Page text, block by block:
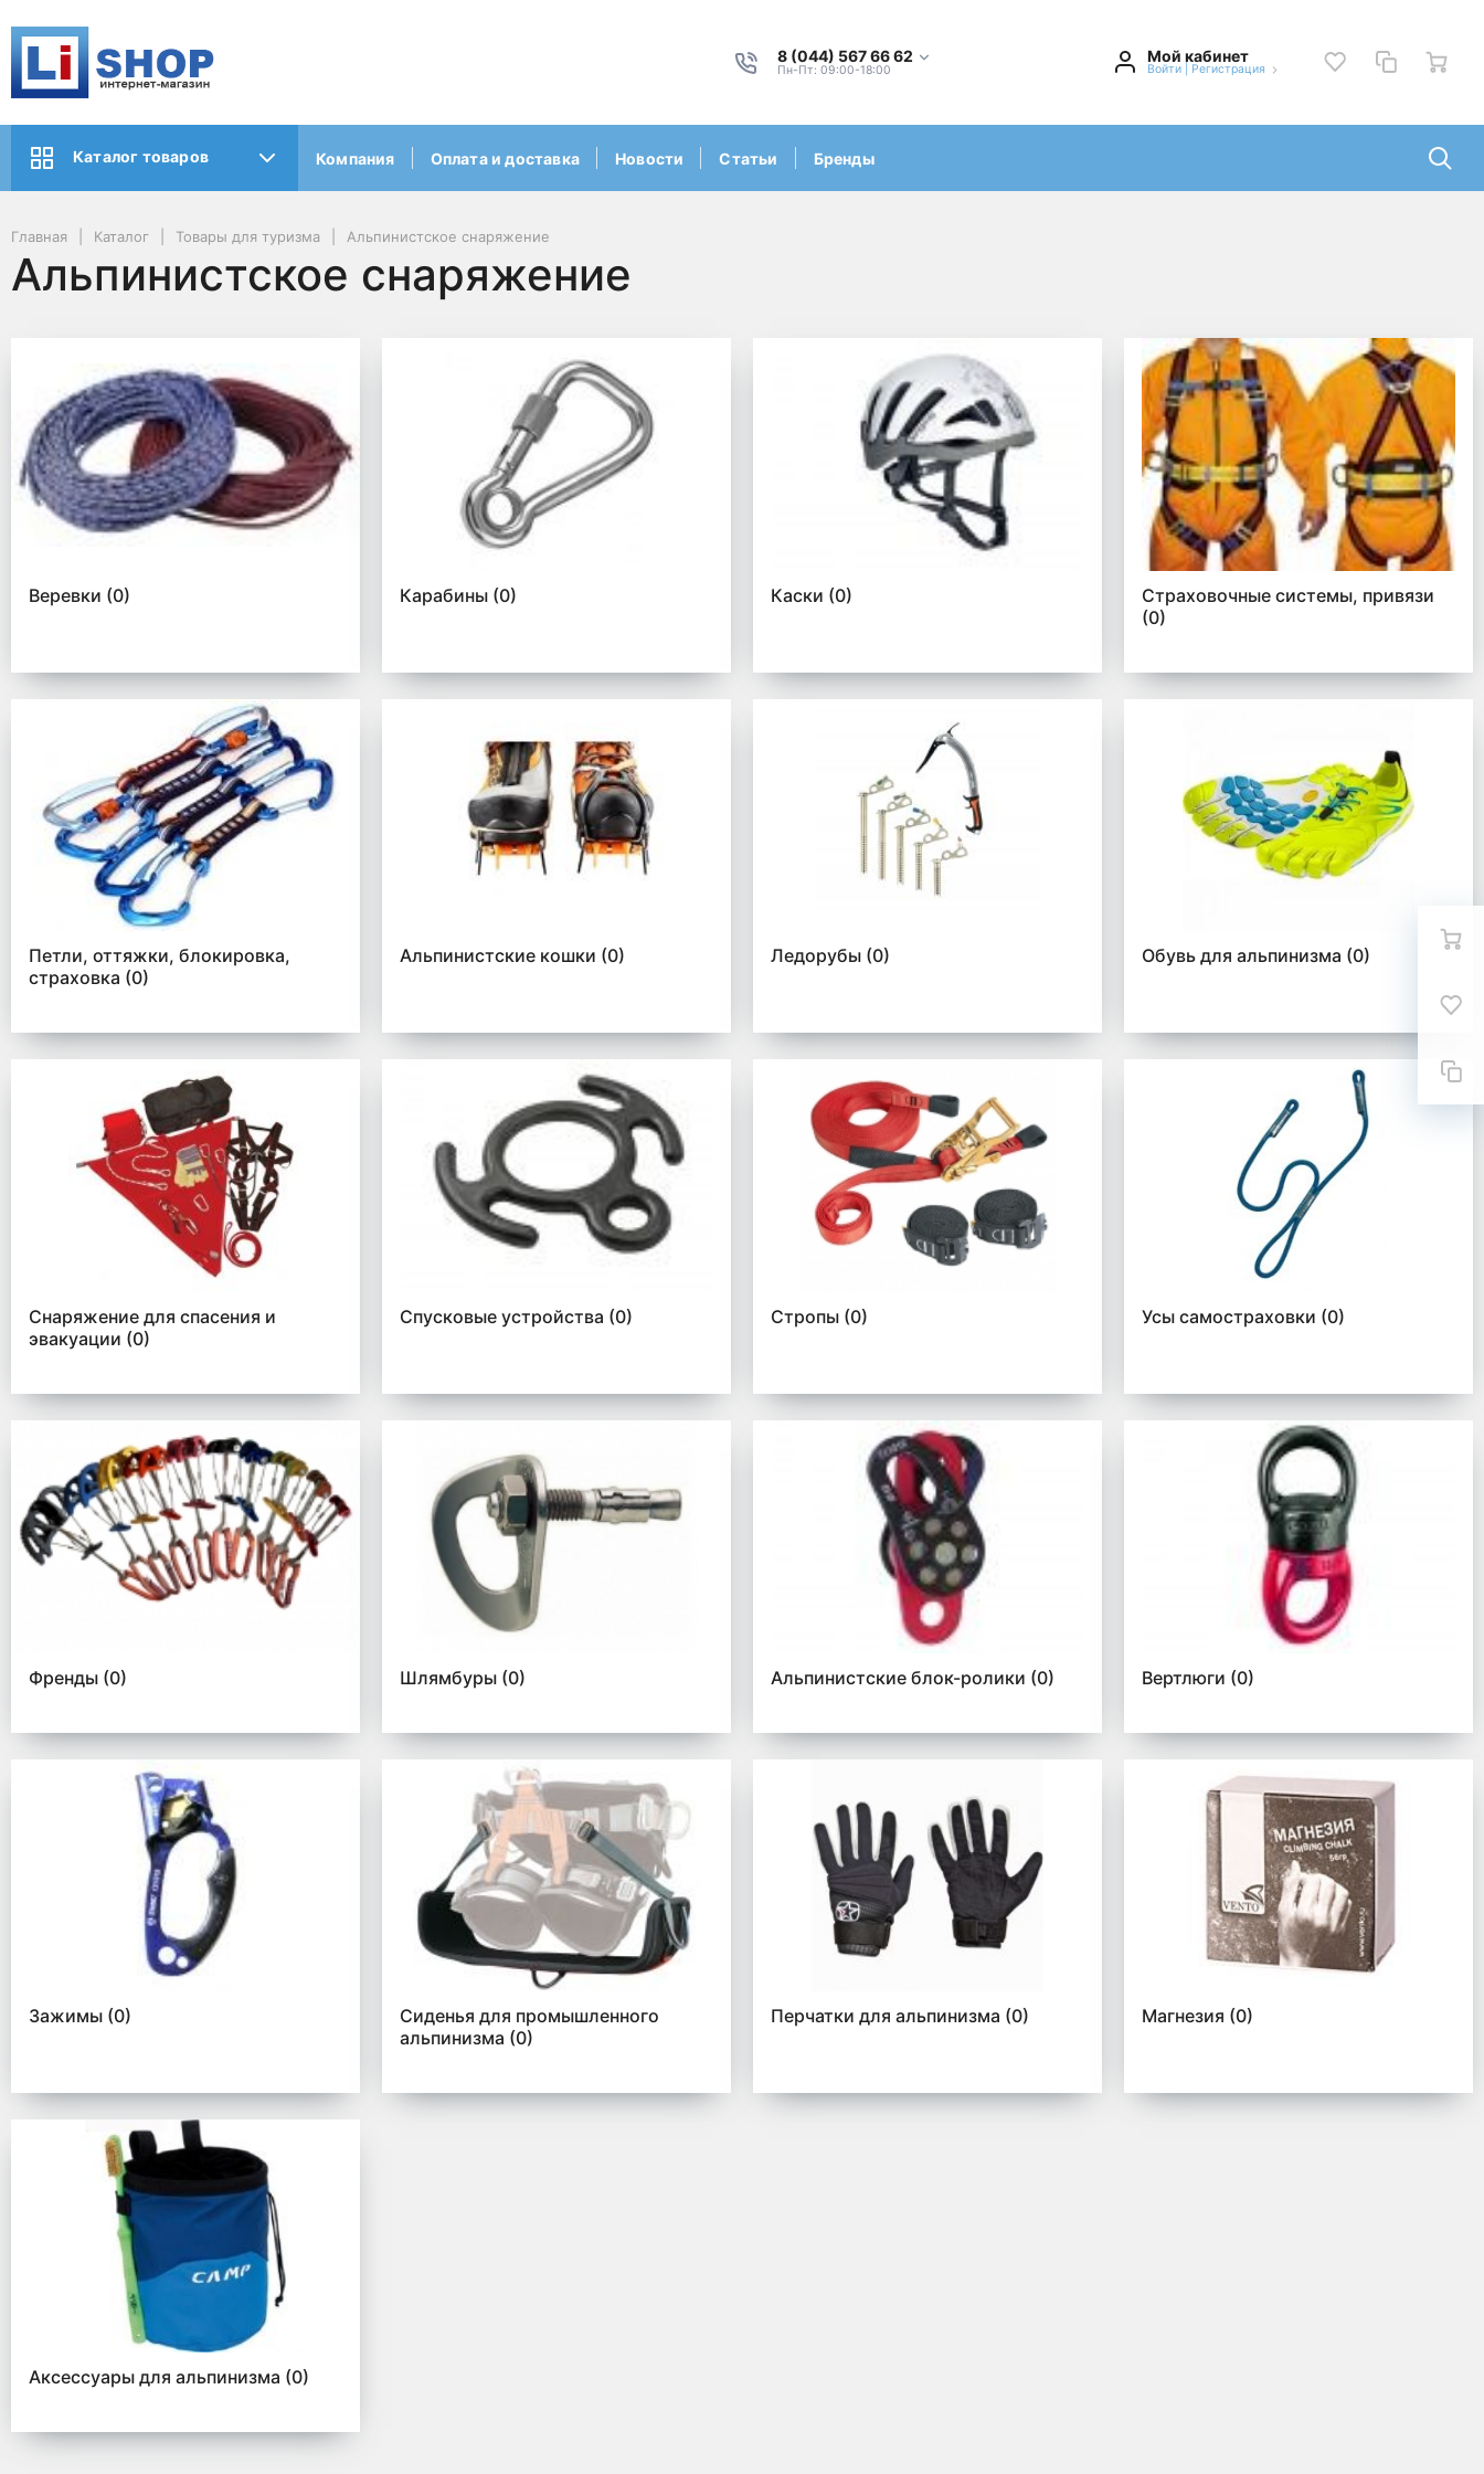
8 (044) 567 66 62
Пн-Пт: 09:00-18:00
Мой кабинет
Войти Регистрация
Каталог товаров Компания Оплата и доставка Новости Статьи Бренды
Главная Каталог Товары для туризма Альпинистское снаряжение
Альпинистское снаряжение
Веревки (0) Карабины (0) Каски (0)
Страховочные системы, привязи
(0)
Петли, оттяжки, блокировка,
страховка (0)
Альпинистские кошки (0) Ледорубы (0) Обувь для альпинизма (0)
Снаряжение для спасения и
эвакуации (0)
Спусковые устройства (0) Стропы (0) Усы самостраховки (0)
Френды (0) Шлямбуры (0) Альпинистские блок-ролики (0) Вертлюги (0)
Зажимы (0)
Сиденья для промышленного
альпинизма (0)
Перчатки для альпинизма (0) Магнезия (0)
Аксессуары для альпинизма (0)